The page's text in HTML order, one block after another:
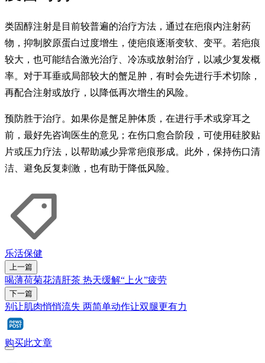
类固醇注射是目前较普遍的治疗方法，通过在疤痕内注射药
物，抑制胶原蛋白过度增生，使疤痕逐渐变软、变平。若疤痕
较大，也可能结合激光治疗、冷冻或放射治疗，以减少复发概
率。对于耳垂或局部较大的蟹足肿，有时会先进行手术切除，
再配合注射或放疗，以降低再次增生的风险。
预防胜于治疗。如果你是蟹足肿体质，在进行手术或穿耳之
前，最好先咨询医生的意见；在伤口愈合阶段，可使用硅胶贴
片或压力疗法，以帮助减少异常疤痕形成。此外，保持伤口清
洁、避免反复刺激，也有助于降低风险。
乐活保健
上一篇
喝薄荷菊花清肝茶 热天缓解“上火”疲劳
下一篇
别让肌肉悄悄流失 两简单动作让双腿更有力
购买此文章